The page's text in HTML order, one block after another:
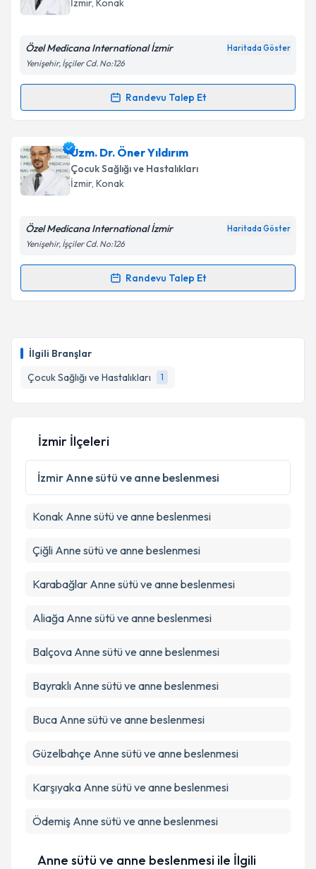
İlgili Branşlar
Çocuk Sağlığı ve Hastalıkları
1
bilgilendireceğiz.
Kişisel verilerimin işlenmesine ilişkinAydınlatma
kapsamda işlenmesini kabul ediyorum.
Takvim Talebini Gönder
İzmir, Konak
Özel Medicana International İzmir Haritada Göster
Yenişehir, İşçiler Cd. No:126
Randevu Talep Et
Randevu Takvimi Talebi
Uzm. Dr. Kadir Mutluiçin randevu takvimi talebi
oluşturun. Size bu uzmandan randevu almanız için bir
takvim hazırlandığında e-posta ile bilgilendireceğiz.
Kişisel verilerimin işlenmesine ilişkin
Metni'ni okudum ve kişisel verilerimin belirtilen
Uzm. Dr. Öner Yıldırım
Çocuk Sağlığı ve Hastalıkları
İzmir, Konak
Özel Medicana International İzmir Haritada Göster
Yenişehir, İşçiler Cd. No:126
Randevu Talep Et
Randevu Takvimi Talebi
takvim hazırlandığında e-posta ile bilgilendireceğiz.
Kişisel verilerimin işlenmesine ilişkinAydınlatma
Metni
'ni okudum ve kişisel verilerimin belirtilen
kapsamda işlenmesini kabul ediyorum.
İzmir İlçeleri
İzmir Anne sütü ve anne beslenmesi
Konak Anne sütü ve anne beslenmesi
Çiğli Anne sütü ve anne beslenmesi
Karabağlar Anne sütü ve anne beslenmesi
Aliağa Anne sütü ve anne beslenmesi
Balçova Anne sütü ve anne beslenmesi
Bayraklı Anne sütü ve anne beslenmesi
Buca Anne sütü ve anne beslenmesi
Güzelbahçe Anne sütü ve anne beslenmesi
Karşıyaka Anne sütü ve anne beslenmesi
Ödemiş Anne sütü ve anne beslenmesi
Anne sütü ve anne beslenmesi ile İlgili